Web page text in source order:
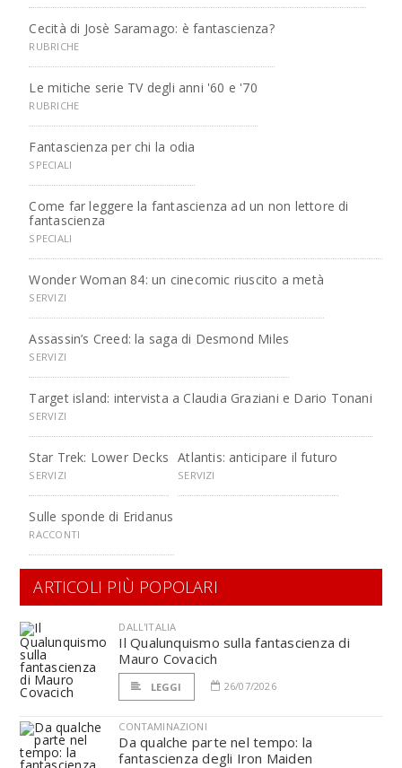
Cecità di Josè Saramago: è fantascienza?
RUBRICHE
Le mitiche serie TV degli anni '60 e '70
RUBRICHE
Fantascienza per chi la odia
SPECIALI
Come far leggere la fantascienza ad un non lettore di
fantascienza
SPECIALI
Wonder Woman 84: un cinecomic riuscito a metà
SERVIZI
Assassin’s Creed: la saga di Desmond Miles
SERVIZI
Target island: intervista a Claudia Graziani e Dario Tonani
SERVIZI
Star Trek: Lower Decks
SERVIZI
Atlantis: anticipare il futuro
SERVIZI
Sulle sponde di Eridanus
RACCONTI
ARTICOLI PIÙ POPOLARI
DALL'ITALIA
Il Qualunquismo sulla fantascienza di
Mauro Covacich
LEGGI 26/07/2026
CONTAMINAZIONI
Da qualche parte nel tempo: la
fantascienza degli Iron Maiden